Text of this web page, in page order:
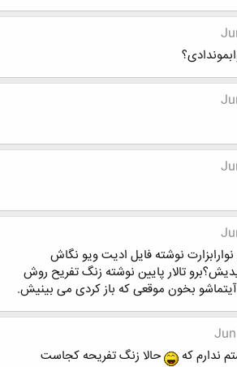
نوارابزارت نوشته فایل ادیت ویو نگاش
تالار پایین نوشته زنگ تفریح روش
بخون موقعی که باز کردی می بینیش.
ندارم که
حالا زنگ تفریحه کجاست